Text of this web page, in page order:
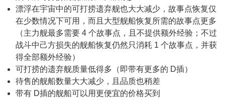
漂浮在宇宙中的可打捞遗弃舰也大大减少，故事点恢复仅
在少数情况下可用，而且大型舰船恢复所需的故事点更多
（主力舰最多需要 4 个故事点，且不提供额外经验；不过
战斗中己方损失的舰船恢复仍然只消耗 1 个故事点，并获
得全部额外经验）
可打捞的遗弃舰质量低得多（即带有更多的 D插）
待售的舰船数量大大减少，且品质也稍差
带有 D插的舰船可以用更便宜的价格买到